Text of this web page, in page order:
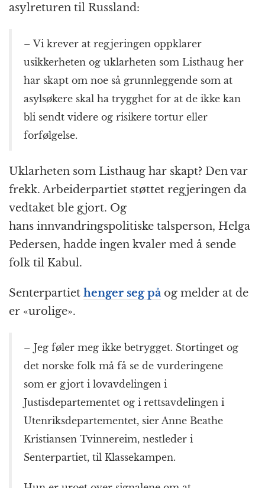
asylreturen til Russland:
– Vi krever at regjeringen oppklarer
usikkerheten og uklarheten som Listhaug her
har skapt om noe så grunnleggende som at
asylsøkere skal ha trygghet for at de ikke kan
bli sendt videre og risikere tortur eller
forfølgelse.
Uklarheten som Listhaug har skapt? Den var
frekk. Arbeiderpartiet støttet regjeringen da
vedtaket ble gjort. Og
hans innvandringspolitiske talsperson, Helga
Pedersen, hadde ingen kvaler med å sende
folk til Kabul.
Senterpartiet henger seg på og melder at de
er «urolige».
– Jeg føler meg ikke betrygget. Stortinget og
det norske folk må få se de vurderingene
som er gjort i lovavdelingen i
Justisdepartementet og i rettsavdelingen i
Utenriksdepartementet, sier Anne Beathe
Kristiansen Tvinnereim, nestleder i
Senterpartiet, til Klassekampen.